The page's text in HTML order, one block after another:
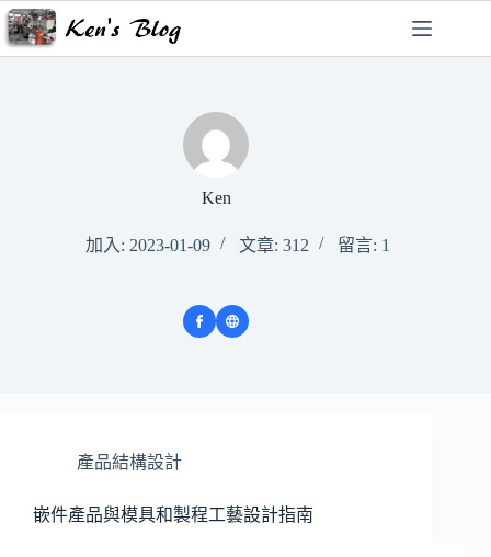
跳
至
Ken
加入: 2023-01-09 文章: 312 留言: 1
產品結構設計
嵌件產品與模具和製程工藝設計指南